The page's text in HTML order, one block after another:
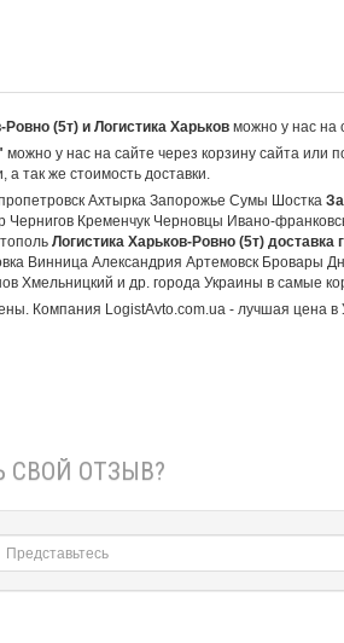
(5т) и Логистика Харьковможно у нас на
можно у нас на сайте через корзину сайта или
а так же стоимость доставки.
Ахтырка Запорожье Сумы Шостка
Кременчук Черновцы Ивано-
Логистика Харьков-Ровно (5т) доставка
Винница Александрия Артемовск Бровары
Хмельницкий и др. города Украины в самые
Компания LogistAvto.com.ua - лучшая цена в
СВОЙ ОТЗЫВ?